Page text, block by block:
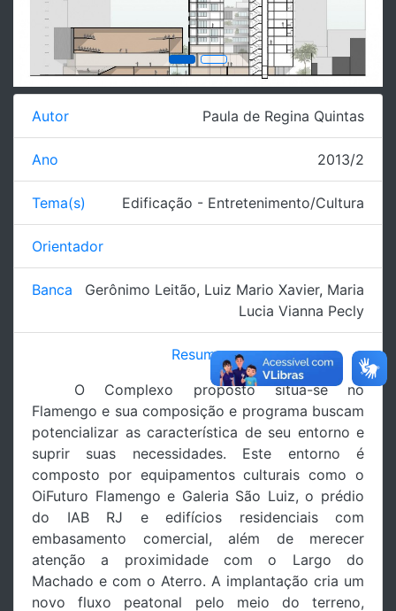
Autor Paula de Regina Quintas
Ano 2013/2
Tema(s) Edificação - Entretenimento/Cultura
Orientador
Banca Gerônimo Leitão, Luiz Mario Xavier, Maria
Lucia Vianna Pecly
Resumo
O Complexo proposto situa-se no
Flamengo e sua composição e programa buscam
potencializar as característica de seu entorno e
suprir suas necessidades. Este entorno é
composto por equipamentos culturais como o
OiFuturo Flamengo e Galeria São Luiz, o prédio
do IAB RJ e edifícios residenciais com
embasamento comercial, além de merecer
atenção a proximidade com o Largo do
Machado e com o Aterro. A implantação cria um
novo fluxo peatonal pelo meio do terreno,